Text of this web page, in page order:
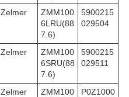
Zelmer
ZMM100
6LRU(88
7.6)
5900215
029504
Zelmer
ZMM100
6SRU(88
7.6)
5900215
029511
Zelmer
ZMM100
P0Z1000